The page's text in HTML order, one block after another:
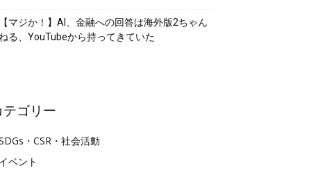
マジか！】AI、金融への回答は海外版2ちゃん
る、YouTubeから持ってきていた
テゴリー
・CSR・社会活動
ベント